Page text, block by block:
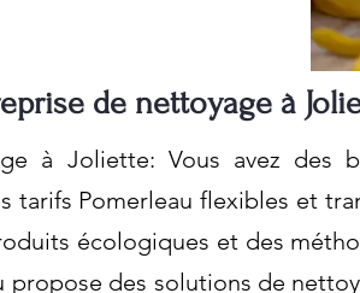
de nettoyage à
à Joliette: Vous avez des
tarifs Pomerleau flexibles et
écologiques et des
propose des solutions de